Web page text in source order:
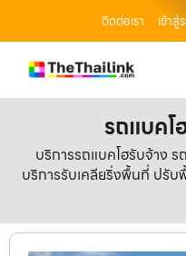
ติดต่อเรา เข้าสู่
รถแบค
บริการรถแบคโฮรับจ้าง ร
บริการรับเคลียริ่งพื้นที่ ปรั